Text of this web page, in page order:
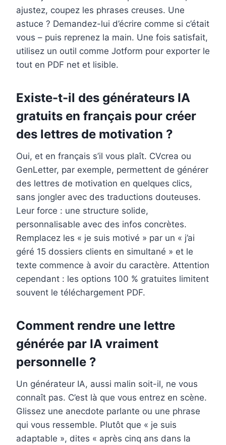
ajustez, coupez les phrases creuses. Une
astuce ? Demandez-lui d’écrire comme si c’était
vous – puis reprenez la main. Une fois satisfait,
utilisez un outil comme Jotform pour exporter le
tout en PDF net et lisible.
Existe-t-il des générateurs IA
gratuits en français pour créer
des lettres de motivation ?
Oui, et en français s’il vous plaît. CVcrea ou
GenLetter, par exemple, permettent de générer
des lettres de motivation en quelques clics,
sans jongler avec des traductions douteuses.
Leur force : une structure solide,
personnalisable avec des infos concrètes.
Remplacez les « je suis motivé » par un « j’ai
géré 15 dossiers clients en simultané » et le
texte commence à avoir du caractère. Attention
cependant : les options 100 % gratuites limitent
souvent le téléchargement PDF.
Comment rendre une lettre
générée par IA vraiment
personnelle ?
Un générateur IA, aussi malin soit-il, ne vous
connaît pas. C’est là que vous entrez en scène.
Glissez une anecdote parlante ou une phrase
qui vous ressemble. Plutôt que « je suis
adaptable », dites « après cinq ans dans la